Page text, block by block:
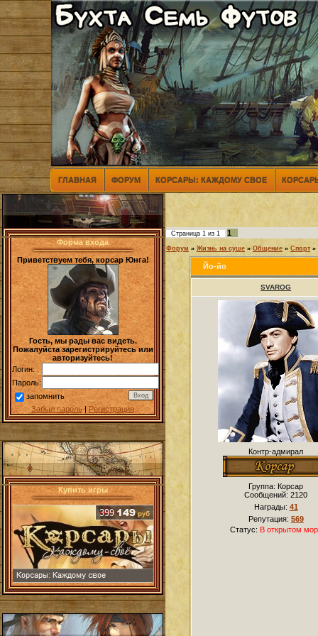
ГЛАВНАЯ ФОРУМ КОРСАРЫ: КАЖДОМУ СВОЕ
Форма входа
Приветствуем тебя, корсар Юнга!
Гость, мы рады вас видеть.
Пожалуйста зарегистрируйтесь или
авторизуйтесь!
Логин:
Пароль:
запомнить
Забыл пароль|Регистрация
Купить игры
Страница 1 из 1 1
Форум » Жизнь на суше » Общение » Спорт »
Йо-йо
SVAROG
Контр-адмирал
Группа: Корсар
Сообщений:2120
Награды: 41
Репутация: 569
Статус: В открытом